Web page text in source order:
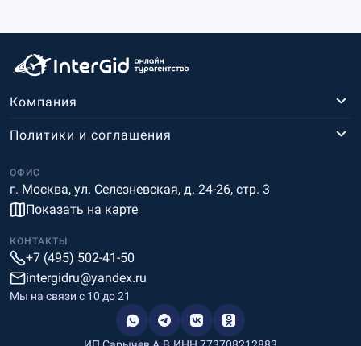
Компания
ОФИС
г. Москва, ул. Селезневская, д. 24-26, стр. 3
Показать на карте
Политики и соглашения
КОНТАКТЫ
+7 (495) 502-41-50
intergidru@yandex.ru
Мы на связи c 10 до 21